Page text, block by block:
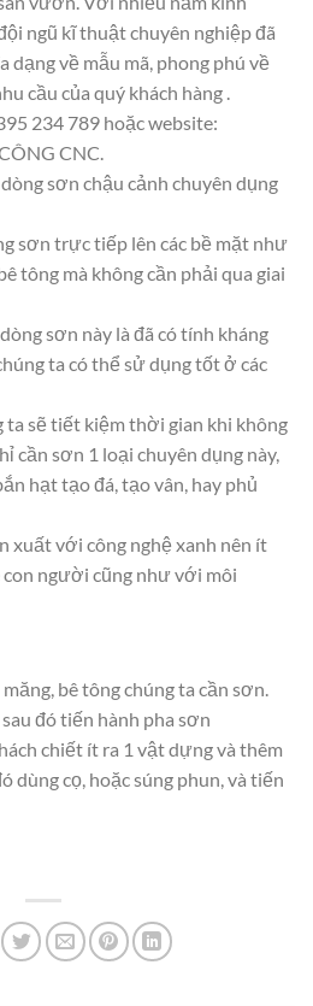
ngũ kĩ thuật chuyên nghiệp đã
dạng về mẫu mã, phong phú về
cầu của quý khách hàng .
234 789 hoặc website:
CNC.
sơn chậu cảnh chuyên dụng
sơn trực tiếp lên các bề mặt như
tông mà không cần phải qua giai
sơn này là đã có tính kháng
ta có thể sử dụng tốt ở các
ta sẽ tiết kiệm thời gian khi không
cần sơn 1 loại chuyên dụng này,
hạt tạo đá, tạo vân, hay phủ
xuất với công nghệ xanh nên ít
người cũng như với môi
bê tông chúng ta cần sơn.
đó tiến hành pha sơn
chiết ít ra 1 vật dựng và thêm
dùng cọ, hoặc súng phun, và tiến